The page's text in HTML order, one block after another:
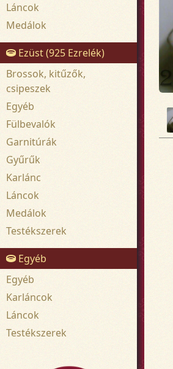
Láncok
Medálok
Ezüst (925 Ezrelék)
Brossok, kitűzők,
csipeszek
Egyéb
Fülbevalók
Garnitúrák
Gyűrűk
Karlánc
Láncok
Medálok
Testékszerek
Egyéb
Egyéb
Karláncok
Láncok
Testékszerek